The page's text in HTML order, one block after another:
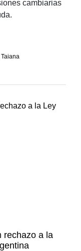
cambiarias
rechazo a la